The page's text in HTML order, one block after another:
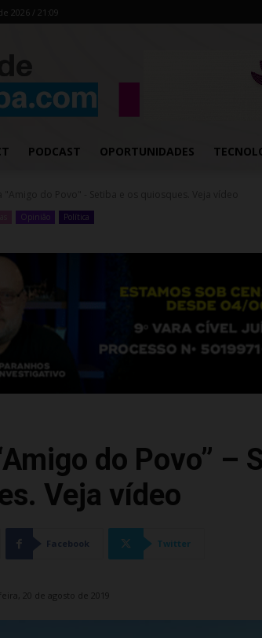
2026 / 21:09
PODCAST OPORTUNIDADES
Opinião Política
do Povo” –
Veja vídeo
Facebook Twitter
20 de agosto de 2019